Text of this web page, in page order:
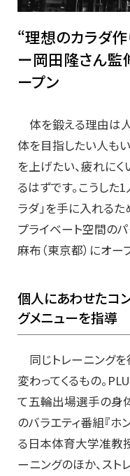
“理想のカラダ作
ー岡田隆さん監
ープン
体を鍛える理由は人
体を目指したい人も
を上げたい、疲れに
るはずです。こうした
ラダ」を手に入れる
プライベート空間のパ
麻布（東京都）にオー
個人にあわせたコ
グメニューを指導
同じトレーニングを
変わってくるもの。
て五輪出場選手の身
のバラエティ番組『ホ
る日本体育大学准教
ーニングのほか、スト